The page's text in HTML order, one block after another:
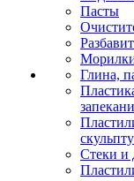
Пасты
Глина,
Стеки и